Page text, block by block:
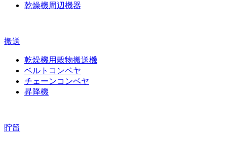
乾燥機周辺機器
搬送
乾燥機用穀物搬送機
ベルトコンベヤ
チェーンコンベヤ
昇降機
貯留